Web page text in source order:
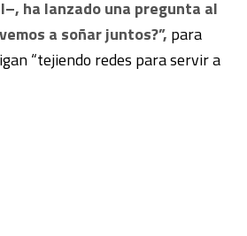
ha lanzado una pregunta al
a soñar juntos?”, para
“tejiendo redes para servir a